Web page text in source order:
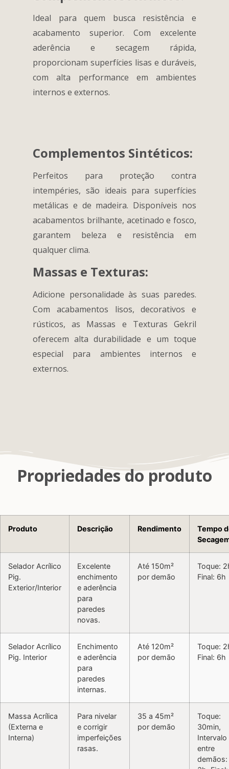
Ideal para quem busca resistência e
acabamento superior. Com excelente
aderência e secagem rápida,
proporcionam superfícies lisas e duráveis,
com alta performance em ambientes
internos e externos.
Complementos Sintéticos:
Perfeitos para proteção contra
intempéries, são ideais para superfícies
metálicas e de madeira. Disponíveis nos
acabamentos brilhante, acetinado e fosco,
garantem beleza e resistência em
qualquer clima.
Massas e Texturas:
Adicione personalidade às suas paredes.
Com acabamentos lisos, decorativos e
rústicos, as Massas e Texturas Gekril
oferecem alta durabilidade e um toque
especial para ambientes internos e
externos.
Propriedades do produto
Produto Descrição Rendimento
Tempo
Selador Acrílico
Pig.
Exterior/Interior
Excelente
enchimento
e aderência
para
paredes
novas.
Até 150m²
por demão
Toque:
Final: 6h
Selador Acrílico
Pig. Interior
Enchimento
e aderência
para
paredes
internas.
Até 120m²
por demão
Toque:
Final: 6h
Massa Acrílica
(Externa e
Interna)
Para nivelar
e corrigir
imperfeições
rasas.
35 a 45m²
por demão
Toque:
30min,
Intervalo
entre
demãos: